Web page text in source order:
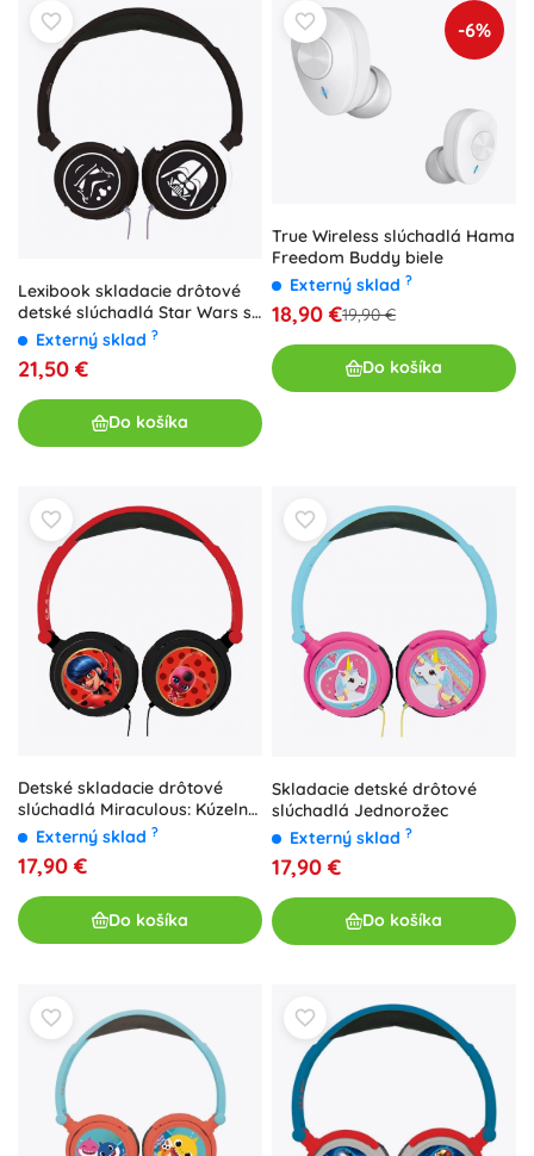
Lexibook skladacie drôtové
detské slúchadlá Star Wars s
obmedzením hlasitosti
Externý sklad ?
21,50 €
Do košíka
-6%
True Wireless slúchadlá Hama
Freedom Buddy biele
Externý sklad ?
18,90 €19,90 €
Do košíka
Detské skladacie drôtové
slúchadlá Miraculous: Kúzelná
lienka a čierny kocúr (85 dB,
3,5 mm jack)
Externý sklad ?
17,90 €
Do košíka
Skladacie detské drôtové
slúchadlá Jednorožec
Externý sklad ?
17,90 €
Do košíka